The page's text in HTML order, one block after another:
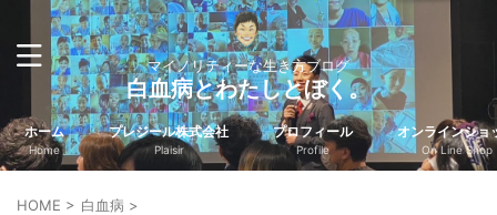
マイノリティーな生き方ブログ
白血病とわたしとぼく。
ホーム
Home
プレジール株式会社
Plaisir
プロフィール
Profile
オンラインショ
On Line Shop
HOME > 白血病 >